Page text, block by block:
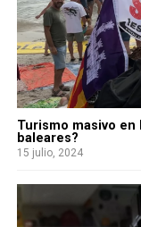
Turismo masivo en
baleares?
15 julio, 2024